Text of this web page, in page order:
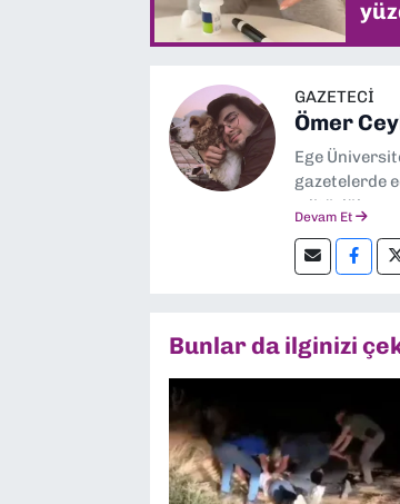
GAZETECİ
Ömer
Ege
gazetelerde
editörlük
Devam Et
Bunlar da ilginizi